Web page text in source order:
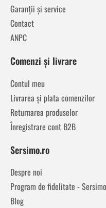
Garanții și service
Contact
ANPC
Comenzi și livrare
Contul meu
Livrarea și plata comenzilor
Returnarea produselor
Înregistrare cont B2B
Sersimo.ro
Despre noi
Program de fidelitate -
Blog